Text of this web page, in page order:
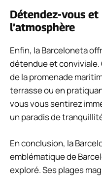
Détendez-vous
l’atmosphère
Enfin, la Barceloneta
détendue et conviviale.
de la promenade
terrasse ou en
vous vous sentirez
un paradis de
En conclusion, la
emblématique de
exploré. Ses plages